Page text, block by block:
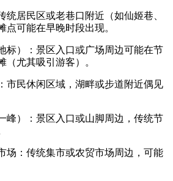
统居民区或老巷口附近（如仙姬巷、
点可能在早晚时段出现。
标）：景区入口或广场周边可能在节
（尤其吸引游客）。
市民休闲区域，湖畔或步道附近偶见
峰）：景区入口或山脚周边，传统节
场：传统集市或农贸市场周边，可能